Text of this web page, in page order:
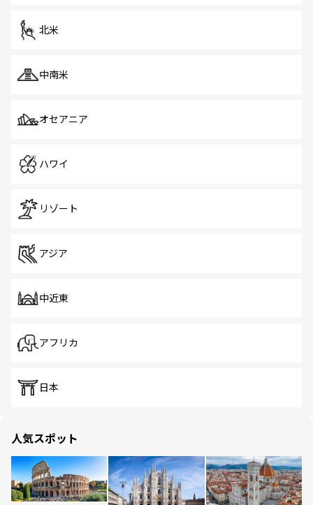
北米
中南米
オセアニア
ハワイ
リゾート
アジア
中近東
アフリカ
日本
人気スポット